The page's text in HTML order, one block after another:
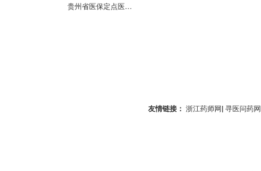
贵州省医保定点医疗机构医保服务情况表（第100分店）
友情链接： 浙江药师网| 寻医问药网